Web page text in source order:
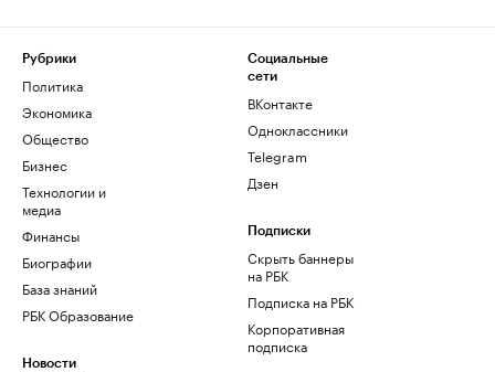
Рубрики
Политика
Экономика
Общество
Бизнес
Технологии и
медиа
Финансы
Биографии
База знаний
РБК Образование
Новости
Социальные
сети
ВКонтакте
Одноклассники
Telegram
Дзен
Подписки
Скрыть баннеры
на РБК
Подписка на РБК
Корпоративная
подписка